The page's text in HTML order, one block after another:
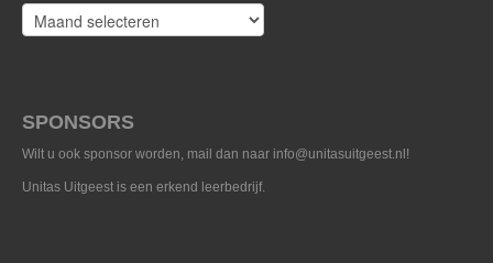
Nieuws
archief
SPONSORS
Wilt u ook sponsor worden, mail dan naar info@unitasuitgeest.nl!
Unitas Uitgeest is een erkend leerbedrijf.